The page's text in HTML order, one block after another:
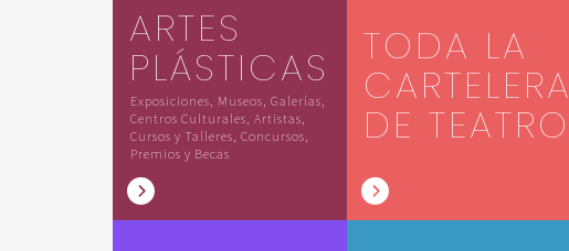
ARTES
PLÁSTICAS
Exposiciones, Museos, Galerías,
Centros Culturales, Artistas,
Cursos y Talleres, Concursos,
Premios y Becas
TODA LA
CARTELERA
DE TEATRO